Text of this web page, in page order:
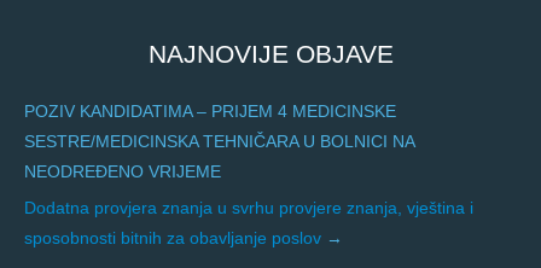
NAJNOVIJE OBJAVE
POZIV KANDIDATIMA – PRIJEM 4 MEDICINSKE
SESTRE/MEDICINSKA TEHNIČARA U BOLNICI NA
NEODREĐENO VRIJEME
Dodatna provjera znanja u svrhu provjere znanja, vještina i
sposobnosti bitnih za obavljanje poslov